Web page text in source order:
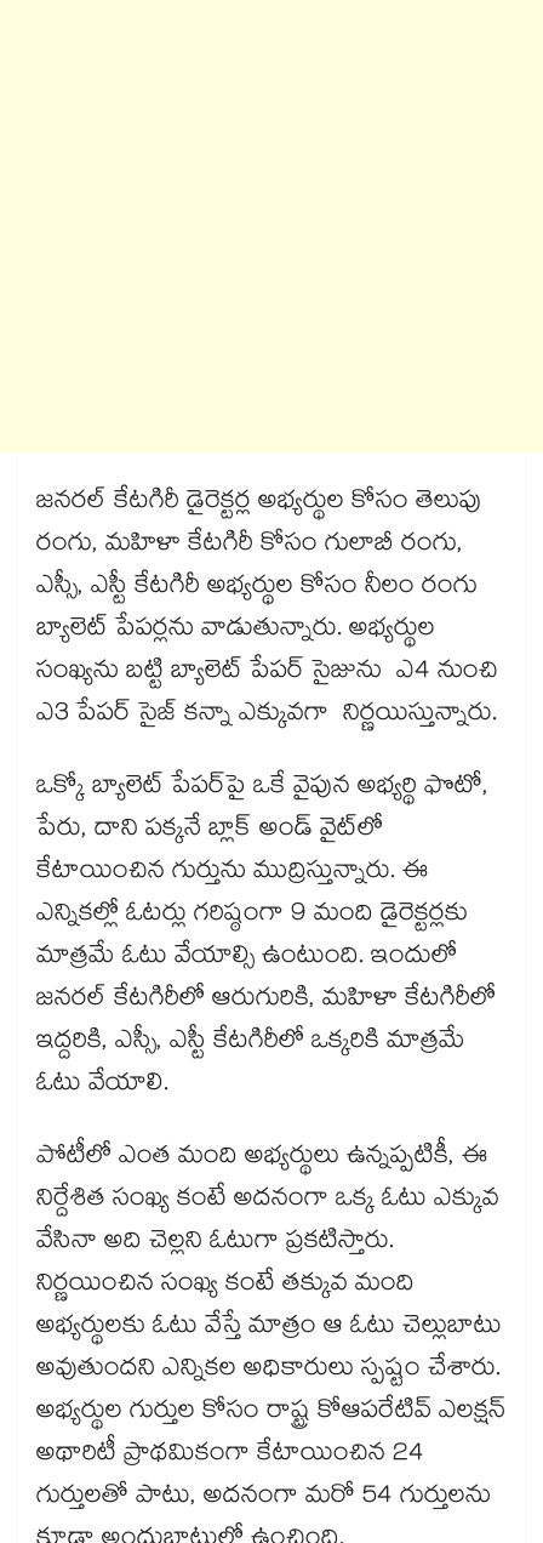
జనరల్ కేటగిరీ డైరెక్టర్ల అభ్యర్థుల కోసం తెలుపు
రంగు, మహిళా కేటగిరీ కోసం గులాబీ రంగు,
ఎస్సీ, ఎస్టీ కేటగిరీ అభ్యర్థుల కోసం నీలం రంగు
బ్యాలెట్ పేపర్లను వాడుతున్నారు. అభ్యర్థుల
సంఖ్యను బట్టి బ్యాలెట్ పేపర్ సైజును ఎ4 నుంచి
ఎ3 పేపర్​ సైజ్​ కన్నా ఎక్కువగా నిర్ణయిస్తున్నారు.
ఒక్కో బ్యాలెట్ పేపర్‌‌‌‌‌‌‌‌‌‌‌‌‌‌‌‌‌‌‌‌‌‌‌‌‌‌‌‌‌‌‌‌పై ఒకే వైపున అభ్యర్థి ఫొటో,
పేరు, దాని పక్కనే బ్లాక్ అండ్ వైట్‌‌‌‌‌‌‌‌‌‌‌‌‌‌‌‌‌‌‌‌‌‌‌‌‌‌‌‌‌‌‌‌లో
కేటాయించిన గుర్తును ముద్రిస్తున్నారు. ఈ
ఎన్నికల్లో ఓటర్లు గరిష్ఠంగా 9 మంది డైరెక్టర్లకు
మాత్రమే ఓటు వేయాల్సి ఉంటుంది. ఇందులో
జనరల్ కేటగిరీలో ఆరుగురికి, మహిళా కేటగిరీలో
ఇద్దరికి, ఎస్సీ, ఎస్టీ కేటగిరీలో ఒక్కరికి మాత్రమే
ఓటు వేయాలి.
పోటీలో ఎంత మంది అభ్యర్థులు ఉన్నప్పటికీ, ఈ
నిర్దేశిత సంఖ్య కంటే అదనంగా ఒక్క ఓటు ఎక్కువ
వేసినా అది చెల్లని ఓటుగా ప్రకటిస్తారు.
నిర్ణయించిన సంఖ్య కంటే తక్కువ మంది
అభ్యర్థులకు ఓటు వేస్తే మాత్రం ఆ ఓటు చెల్లుబాటు
అవుతుందని ఎన్నికల అధికారులు స్పష్టం చేశారు.
అభ్యర్థుల గుర్తుల కోసం రాష్ట్ర కోఆపరేటివ్ ఎలక్షన్
అథారిటీ ప్రాథమికంగా కేటాయించిన 24
గుర్తులతో పాటు, అదనంగా మరో 54 గుర్తులను